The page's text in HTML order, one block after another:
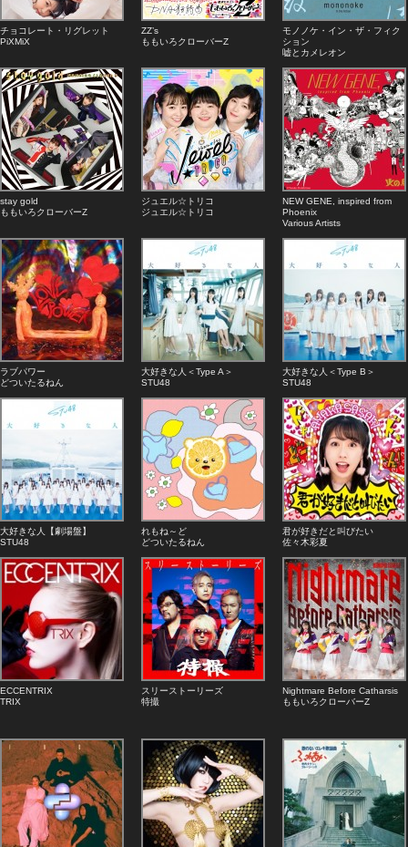
チョコレート・リグレット
PiXMiX
ZZ’s
ももいろクローバーZ
モノノケ・イン・ザ・フィク
ション
嘘とカメレオン
stay gold
ももいろクローバーZ
ジュエル☆トリコ
ジュエル☆トリコ
NEW GENE, inspired from
Phoenix
Various Artists
ラブパワー
どついたるねん
大好きな人＜Type A＞
STU48
大好きな人＜Type B＞
STU48
大好きな人【劇場盤】
STU48
れもね～ど
どついたるねん
君が好きだと叫びたい
佐々木彩夏
ECCENTRIX
TRIX
スリーストーリーズ
特撮
Nightmare Before Catharsis
ももいろクローバーZ